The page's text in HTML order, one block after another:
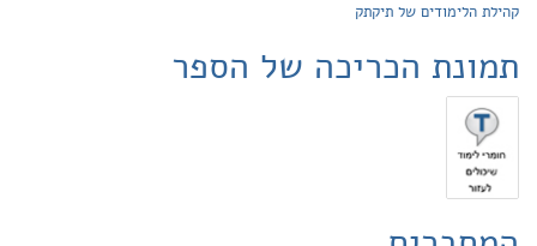
קהילת הלימודים של תיקתק
תמונת הכריכה של הספר